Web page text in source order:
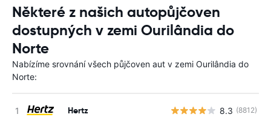
Některé z našich autopůjčoven
dostupných v zemi Ourilândia do
Norte
Nabízíme srovnání všech půjčoven aut v zemi Ourilândia do
Norte:
Hertz 8.3 (8812)